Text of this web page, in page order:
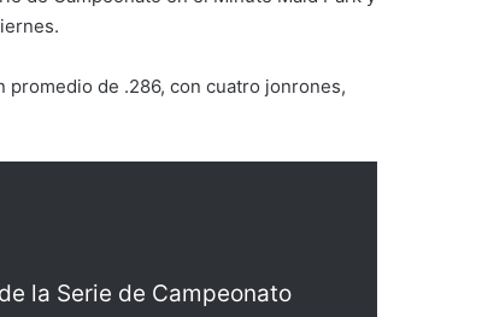
de .286, con cuatro jonrones,
la Serie de Campeonato